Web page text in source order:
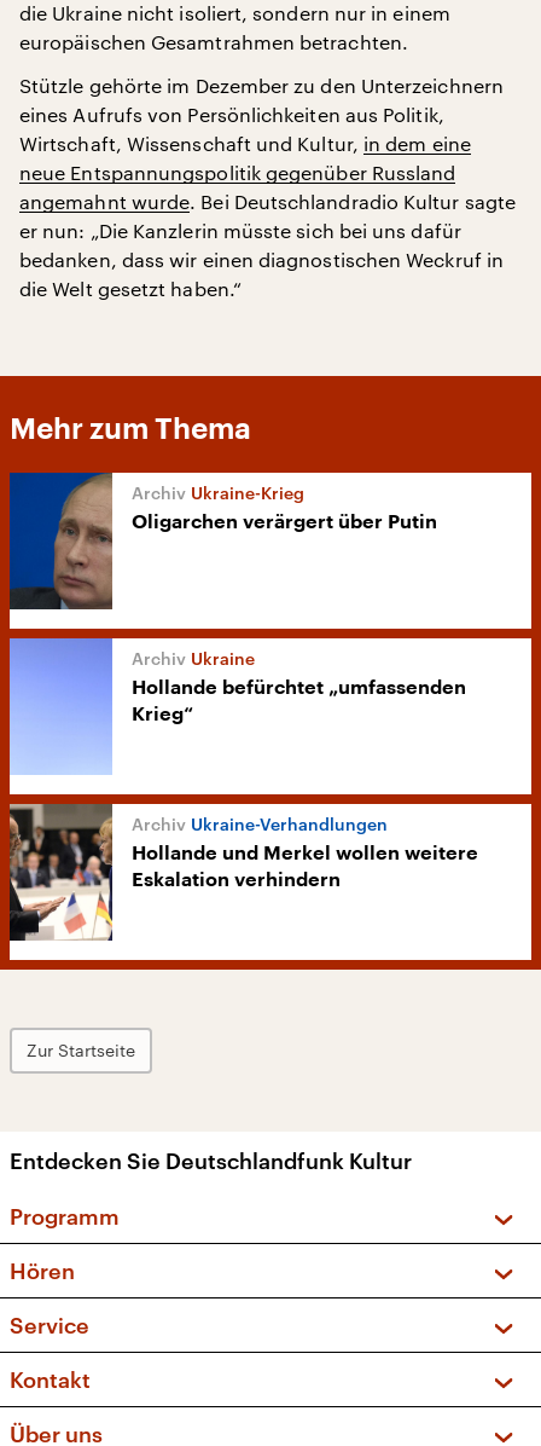
die Ukraine nicht isoliert, sondern nur in einem
europäischen Gesamtrahmen betrachten.
Stützle gehörte im Dezember zu den Unterzeichnern
eines Aufrufs von Persönlichkeiten aus Politik,
Wirtschaft, Wissenschaft und Kultur, in dem eine
neue Entspannungspolitik gegenüber Russland
angemahnt wurde. Bei Deutschlandradio Kultur sagte
er nun: „Die Kanzlerin müsste sich bei uns dafür
bedanken, dass wir einen diagnostischen Weckruf in
die Welt gesetzt haben.“
Mehr zum Thema
Ukraine-Krieg
Oligarchen verärgert über Putin
Ukraine
Hollande befürchtet „umfassenden
Krieg“
Ukraine-Verhandlungen
Hollande und Merkel wollen weitere
Eskalation verhindern
Zur Startseite
Entdecken Sie Deutschlandfunk Kultur
Programm
Sendungen und Podcasts
Musikliste
Kakadu – Das Kinderprogramm
Hören
Frequenzen (UKW + DAB+)
Service
FAQ
Apps
Kontakt
Über uns